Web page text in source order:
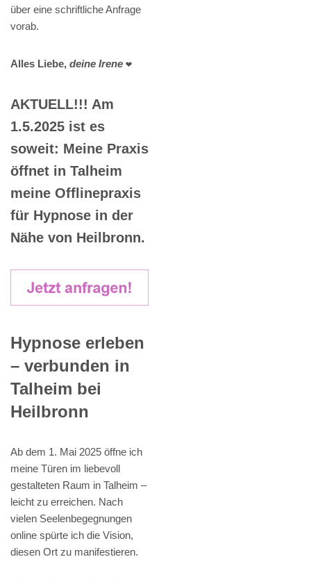
über eine schriftliche Anfrage
vorab.
Alles Liebe, deine Irene ❤️
AKTUELL!!! Am
1.5.2025 ist es
soweit: Meine Praxis
öffnet in Talheim
meine Offlinepraxis
für Hypnose in der
Nähe von Heilbronn.
Hypnose erleben
– verbunden in
Talheim bei
Heilbronn
Ab dem 1. Mai 2025 öffne ich
meine Türen im liebevoll
gestalteten Raum in Talheim –
leicht zu erreichen. Nach
vielen Seelenbegegnungen
online spürte ich die Vision,
diesen Ort zu manifestieren.